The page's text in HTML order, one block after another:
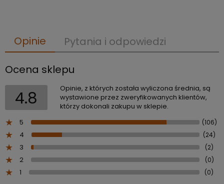
Opinie
Pytania i odpowiedzi
Ocena sklepu
4.8
Opinie, z których została wyliczona średnia, są
wystawione przez zweryfikowanych klientów,
którzy dokonali zakupu w sklepie.
5
(106)
4 (24)
3 (2)
2 (0)
1 (0)